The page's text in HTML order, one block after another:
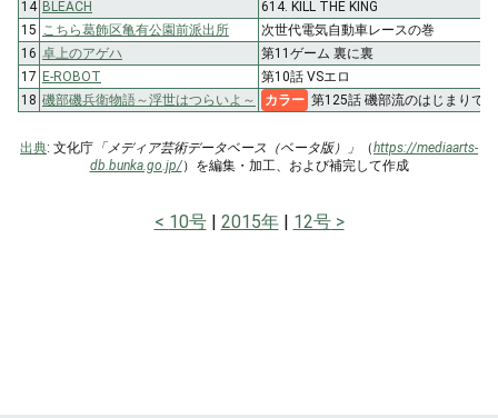
14 BLEACH
614. KILL THE KING
15
こちら葛飾区亀有公園前派出所
次世代電気自動車レースの巻
16 卓上のアゲハ
第11ゲーム 裏に裏
17 E-ROBOT
第10話 VSエロ
18 磯部磯兵衛物語～浮世はつらいよ～ カラー 第125話 磯部流のはじまりで候
出典: 文化庁 「メディア芸術データベース（ベータ版）」 （https://mediaarts-
db.bunka.go.jp/）を編集・加工、および補完して作成
10号 2015年 12号